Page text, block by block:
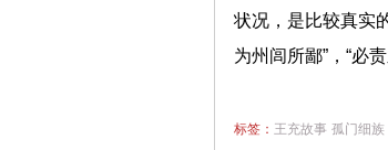
状况，是比较真实
为州闾所鄙”，“必
标签： 王充故事 孤门细族